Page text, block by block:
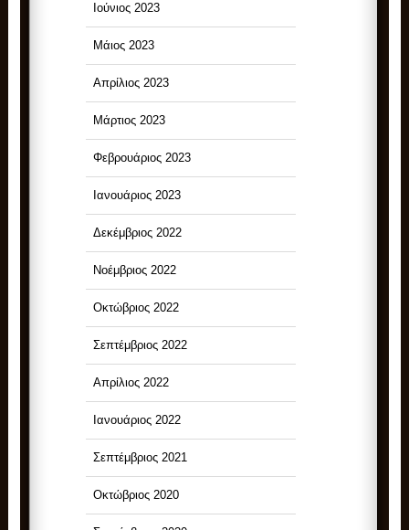
Ιούνιος 2023
Μάιος 2023
Απρίλιος 2023
Μάρτιος 2023
Φεβρουάριος 2023
Ιανουάριος 2023
Δεκέμβριος 2022
Νοέμβριος 2022
Οκτώβριος 2022
Σεπτέμβριος 2022
Απρίλιος 2022
Ιανουάριος 2022
Σεπτέμβριος 2021
Οκτώβριος 2020